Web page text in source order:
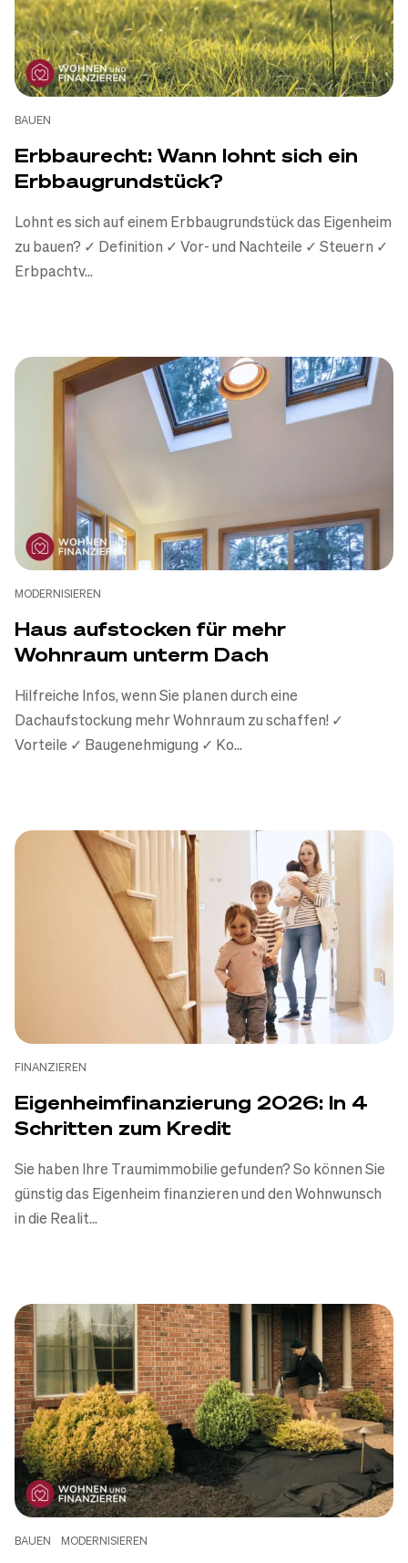
BAUEN
Erbbaurecht: Wann lohnt sich ein
Erbbaugrundstück?
Lohnt es sich auf einem Erbbaugrundstück das Eigenheim
zu bauen? ✓ Definition ✓ Vor- und Nachteile ✓ Steuern ✓
Erbpachtv...
MODERNISIEREN
Haus aufstocken für mehr
Wohnraum unterm Dach
Hilfreiche Infos, wenn Sie planen durch eine
Dachaufstockung mehr Wohnraum zu schaffen! ✓
Vorteile ✓ Baugenehmigung ✓ Ko...
FINANZIEREN
Eigenheimfinanzierung 2026: In 4
Schritten zum Kredit
Sie haben Ihre Traumimmobilie gefunden? So können Sie
günstig das Eigenheim finanzieren und den Wohnwunsch
in die Realit...
BAUEN MODERNISIEREN